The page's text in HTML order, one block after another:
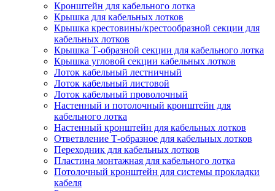
Кронштейн для кабельного лотка
Крышка для кабельных лотков
Крышка крестовины/крестообразной секции для
кабельных лотков
Крышка Т-образной секции для кабельного лотка
Крышка угловой секции кабельных лотков
Лоток кабельный лестничный
Лоток кабельный листовой
Лоток кабельный проволочный
Настенный и потолочный кронштейн для
кабельного лотка
Настенный кронштейн для кабельных лотков
Ответвление Т-образное для кабельных лотков
Переходник для кабельных лотков
Пластина монтажная для кабельного лотка
Потолочный кронштейн для системы прокладки
кабеля